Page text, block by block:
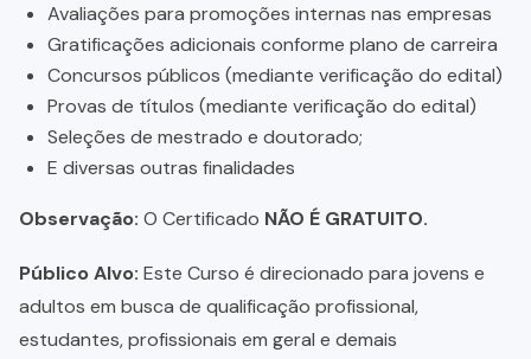
Avaliações para promoções internas nas empresas
Gratificações adicionais conforme plano de carreira
Concursos públicos (mediante verificação do edital)
Provas de títulos (mediante verificação do edital)
Seleções de mestrado e doutorado;
E diversas outras finalidades
Observação: O Certificado NÃO É GRATUITO.
Público Alvo: Este Curso é direcionado para jovens e
adultos em busca de qualificação profissional,
estudantes, profissionais em geral e demais